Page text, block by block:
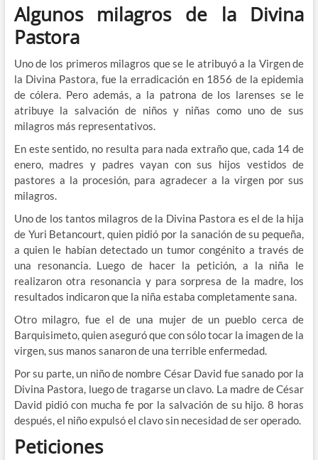
Algunos milagros de la Divina
Pastora
Uno de los primeros milagros que se le atribuyó a la Virgen de
la Divina Pastora, fue la erradicación en 1856 de la epidemia
de cólera. Pero además, a la patrona de los larenses se le
atribuye la salvación de niños y niñas como uno de sus
milagros más representativos.
En este sentido, no resulta para nada extraño que, cada 14 de
enero, madres y padres vayan con sus hijos vestidos de
pastores a la procesión, para agradecer a la virgen por sus
milagros.
Uno de los tantos milagros de la Divina Pastora es el de la hija
de Yuri Betancourt, quien pidió por la sanación de su pequeña,
a quien le habían detectado un tumor congénito a través de
una resonancia. Luego de hacer la petición, a la niña le
realizaron otra resonancia y para sorpresa de la madre, los
resultados indicaron que la niña estaba completamente sana.
Otro milagro, fue el de una mujer de un pueblo cerca de
Barquisimeto, quien aseguró que con sólo tocar la imagen de la
virgen, sus manos sanaron de una terrible enfermedad.
Por su parte, un niño de nombre César David fue sanado por la
Divina Pastora, luego de tragarse un clavo. La madre de César
David pidió con mucha fe por la salvación de su hijo. 8 horas
después, el niño expulsó el clavo sin necesidad de ser operado.
Peticiones